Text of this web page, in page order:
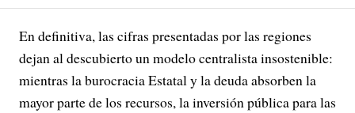
En definitiva, las cifras presentadas por las regiones
dejan al descubierto un modelo centralista insostenible:
mientras la burocracia Estatal y la deuda absorben la
mayor parte de los recursos, la inversión pública para las